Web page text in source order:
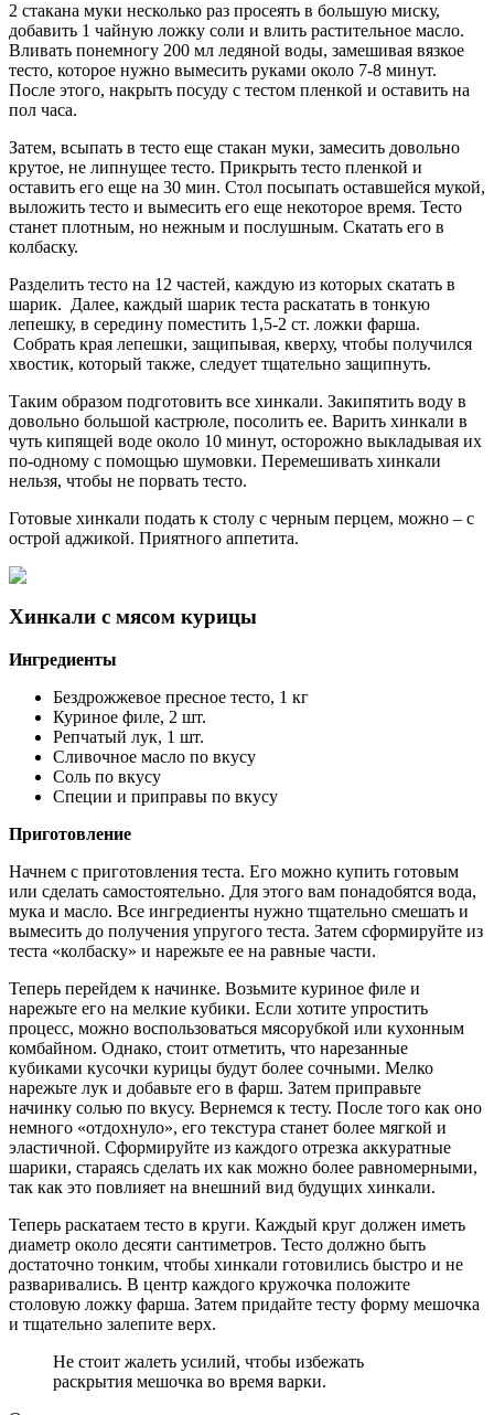
2 стакана муки несколько раз просеять в большую миску,
добавить 1 чайную ложку соли и влить растительное масло.
Вливать понемногу 200 мл ледяной воды, замешивая вязкое
тесто, которое нужно вымесить руками около 7-8 минут.
После этого, накрыть посуду с тестом пленкой и оставить на
пол часа.
Затем, всыпать в тесто еще стакан муки, замесить довольно
крутое, не липнущее тесто. Прикрыть тесто пленкой и
оставить его еще на 30 мин. Стол посыпать оставшейся мукой,
выложить тесто и вымесить его еще некоторое время. Тесто
станет плотным, но нежным и послушным. Скатать его в
колбаску.
Разделить тесто на 12 частей, каждую из которых скатать в
шарик. Далее, каждый шарик теста раскатать в тонкую
лепешку, в середину поместить 1,5-2 ст. ложки фарша.
Собрать края лепешки, защипывая, кверху, чтобы получился
хвостик, который также, следует тщательно защипнуть.
Таким образом подготовить все хинкали. Закипятить воду в
довольно большой кастрюле, посолить ее. Варить хинкали в
чуть кипящей воде около 10 минут, осторожно выкладывая их
по-одному с помощью шумовки. Перемешивать хинкали
нельзя, чтобы не порвать тесто.
Готовые хинкали подать к столу с черным перцем, можно – с
острой аджикой. Приятного аппетита.
Хинкали с мясом курицы
Ингредиенты
Бездрожжевое пресное тесто, 1 кг
Куриное филе, 2 шт.
Репчатый лук, 1 шт.
Сливочное масло по вкусу
Соль по вкусу
Специи и приправы по вкусу
Приготовление
Начнем с приготовления теста. Его можно купить готовым
или сделать самостоятельно. Для этого вам понадобятся вода,
мука и масло. Все ингредиенты нужно тщательно смешать и
вымесить до получения упругого теста. Затем сформируйте из
теста «колбаску» и нарежьте ее на равные части.
Теперь перейдем к начинке. Возьмите куриное филе и
нарежьте его на мелкие кубики. Если хотите упростить
процесс, можно воспользоваться мясорубкой или кухонным
комбайном. Однако, стоит отметить, что нарезанные
кубиками кусочки курицы будут более сочными. Мелко
нарежьте лук и добавьте его в фарш. Затем приправьте
начинку солью по вкусу. Вернемся к тесту. После того как оно
немного «отдохнуло», его текстура станет более мягкой и
эластичной. Сформируйте из каждого отрезка аккуратные
шарики, стараясь сделать их как можно более равномерными,
так как это повлияет на внешний вид будущих хинкали.
Теперь раскатаем тесто в круги. Каждый круг должен иметь
диаметр около десяти сантиметров. Тесто должно быть
достаточно тонким, чтобы хинкали готовились быстро и не
разваривались. В центр каждого кружочка положите
столовую ложку фарша. Затем придайте тесту форму мешочка
и тщательно залепите верх.
Не стоит жалеть усилий, чтобы избежать
раскрытия мешочка во время варки.